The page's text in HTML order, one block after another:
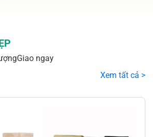
Giao ngay
Xem tất cả >